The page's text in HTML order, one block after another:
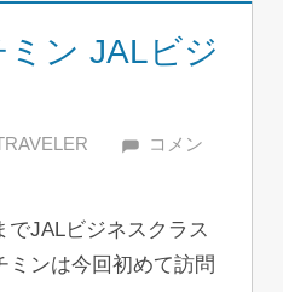
ン JALビジ
コメン
JALビジネスクラス
ミンは今回初めて訪問